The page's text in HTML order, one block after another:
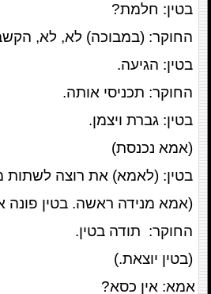
בטין: חלמת?
החוקר: (במבוכה) לא, לא,
בטין: הגיעה.
החוקר: תכניסי אותה.
בטין: גברת ויצמן.
(אמא נכנסת)
בטין: (לאמא) את רוצה לשתות
(אמא מנידה ראשה. בטין פונה
החוקר: תודה בטין.
(בטין יוצאת.)
אמא: אין כסא?